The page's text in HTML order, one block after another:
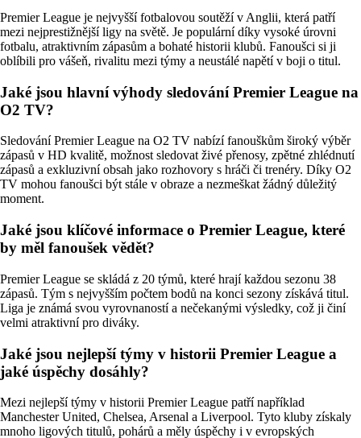
Premier League je nejvyšší fotbalovou soutěží v Anglii, která patří
mezi nejprestižnější ligy na světě. Je populární díky vysoké úrovni
fotbalu, atraktivním zápasům a bohaté historii klubů. Fanoušci si ji
oblíbili pro vášeň, rivalitu mezi týmy a neustálé napětí v boji o titul.
Jaké jsou hlavní výhody sledování Premier League na
O2 TV?
Sledování Premier League na O2 TV nabízí fanouškům široký výběr
zápasů v HD kvalitě, možnost sledovat živé přenosy, zpětné zhlédnutí
zápasů a exkluzivní obsah jako rozhovory s hráči či trenéry. Díky O2
TV mohou fanoušci být stále v obraze a nezmeškat žádný důležitý
moment.
Jaké jsou klíčové informace o Premier League, které
by měl fanoušek vědět?
Premier League se skládá z 20 týmů, které hrají každou sezonu 38
zápasů. Tým s nejvyšším počtem bodů na konci sezony získává titul.
Liga je známá svou vyrovnaností a nečekanými výsledky, což ji činí
velmi atraktivní pro diváky.
Jaké jsou nejlepší týmy v historii Premier League a
jaké úspěchy dosáhly?
Mezi nejlepší týmy v historii Premier League patří například
Manchester United, Chelsea, Arsenal a Liverpool. Tyto kluby získaly
mnoho ligových titulů, pohárů a měly úspěchy i v evropských